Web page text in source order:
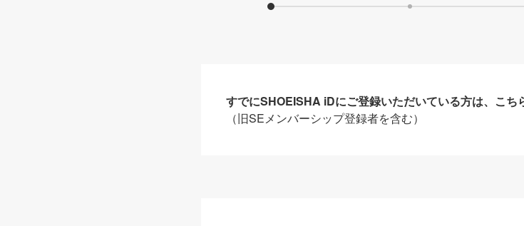
すでにSHOEISHA iDにご登録いただいている方は、こち
（旧SEメンバーシップ登録者を含む）